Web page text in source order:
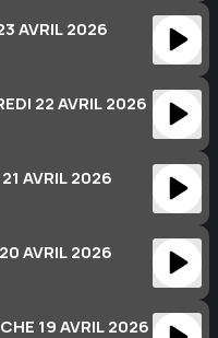
AVRIL 2026
22 AVRIL 2026
AVRIL 2026
AVRIL 2026
19 AVRIL 2026